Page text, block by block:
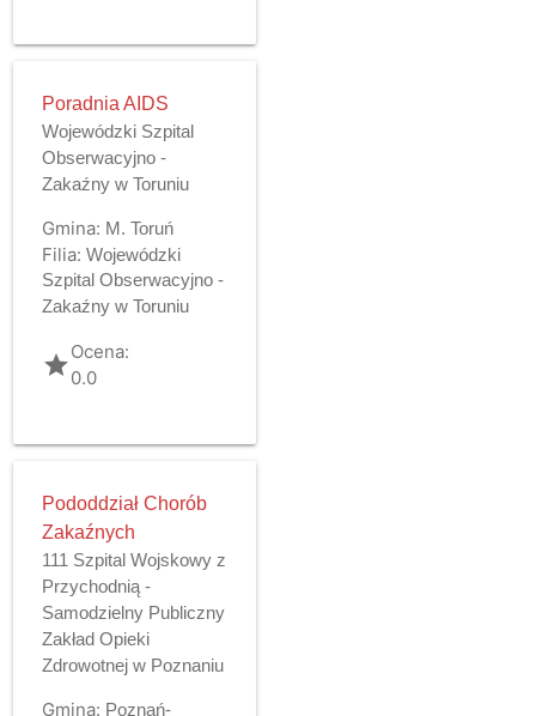
Poradnia AIDS
Wojewódzki Szpital
Obserwacyjno -
Zakaźny w Toruniu
Gmina: M. Toruń
Filia: Wojewódzki
Szpital Obserwacyjno -
Zakaźny w Toruniu
gradeOcena:
0.0
Pododdział Chorób
Zakaźnych
111 Szpital Wojskowy z
Przychodnią -
Samodzielny Publiczny
Zakład Opieki
Zdrowotnej w Poznaniu
Gmina: Poznań-